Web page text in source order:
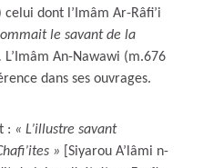
celui dont l’Imâm Ar-Râfi’i
le savant de la
L’Imâm An-Nawawi (m.676
dans ses ouvrages.
: « L’illustre savant
»
[Siyarou A’lâmi n-